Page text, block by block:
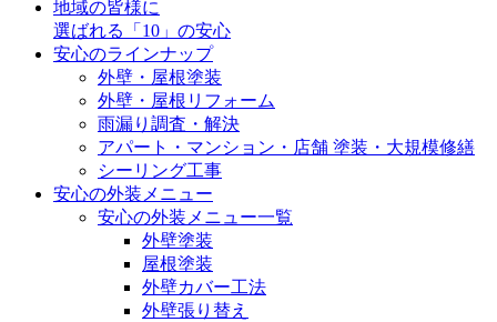
地域の皆様に
選ばれる「10」の安心
安心のラインナップ
外壁・屋根塗装
外壁・屋根リフォーム
雨漏り調査・解決
アパート・マンション・店舗 塗装・大規模修繕
シーリング工事
安心の外装メニュー
安心の外装メニュー一覧
外壁塗装
屋根塗装
外壁カバー工法
外壁張り替え